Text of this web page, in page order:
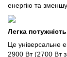
енергію та
Легка
Це універсальне
2900 Вт (2700 Вт